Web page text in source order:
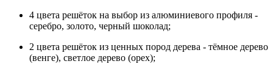
4 цвета решёток на выбор из алюминиевого профиля -
серебро, золото, черный шоколад;
2 цвета решёток из ценных пород дерева - тёмное дерево
(венге), светлое дерево (орех);